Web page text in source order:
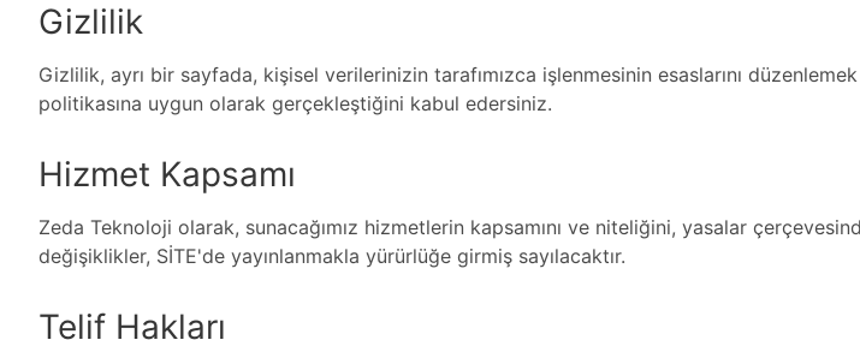
Gizlilik
Gizlilik, ayrı bir sayfada, kişisel verilerinizin tarafımızca işlenmesinin esaslarını
politikasına uygun olarak gerçekleştiğini kabul edersiniz.
Hizmet Kapsamı
Zeda Teknoloji olarak, sunacağımız hizmetlerin kapsamını ve niteliğini, yasalar
değişiklikler, SİTE'de yayınlanmakla yürürlüğe girmiş sayılacaktır.
Telif Hakları